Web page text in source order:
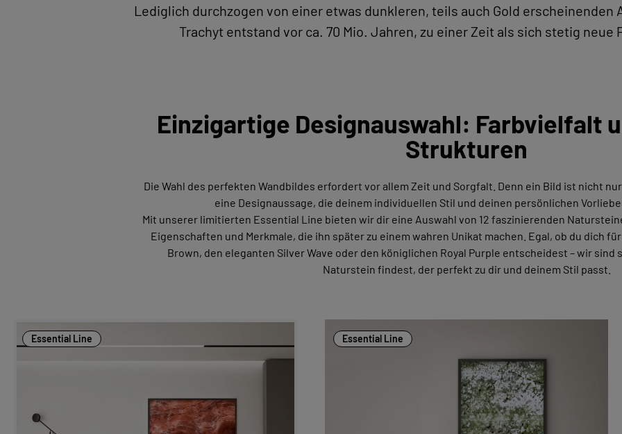
Lediglich durchzogen von einer etwas dunkleren, teils auch Gold erscheinenden
Trachyt entstand vor ca. 70 Mio. Jahren, zu einer Zeit als sich stetig neue
Einzigartige Designauswahl: Farbvielfalt
Strukturen
Die Wahl des perfekten Wandbildes erfordert vor allem Zeit und Sorgfalt. Denn ein Bild ist nicht
eine Designaussage, die deinem individuellen Stil und deinen persönlichen
Mit unserer limitierten Essential Line bieten wir dir eine Auswahl von 12 faszinierenden
Eigenschaften und Merkmale, die ihn später zu einem wahren Unikat machen. Egal, ob du dich
Brown, den eleganten Silver Wave oder den königlichen Royal Purple entscheidest – wir sind
Naturstein findest, der perfekt zu dir und deinem Stil passt.
Essential Line Essential Line